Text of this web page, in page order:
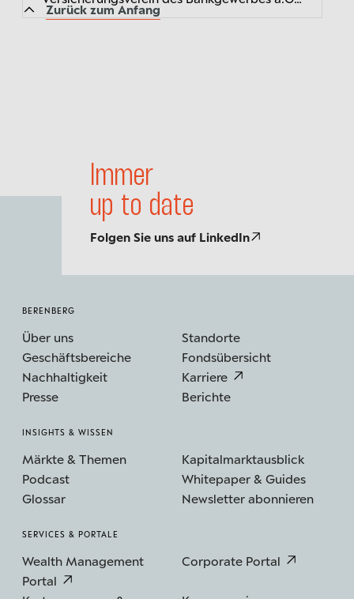
(BVV), der Versorgungspartner der Banken-
Immer
up to date
Folgen Sie uns auf LinkedIn
Zurück zum Anfang
BERENBERG
Über uns
Standorte
Geschäftsbereiche
Fondsübersicht
Nachhaltigkeit
Karriere
Presse
Berichte
INSIGHTS & WISSEN
Märkte & Themen
Kapitalmarktausblick
Podcast
Whitepaper & Guides
Glossar
Newsletter abonnieren
SERVICES & PORTALE
Wealth Management
Portal
Corporate Portal